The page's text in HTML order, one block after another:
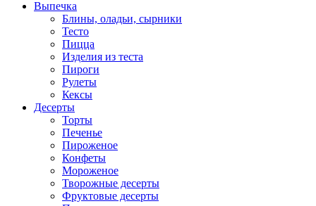
Выпечка
Блины, оладьи, сырники
Тесто
Пицца
Изделия из теста
Пироги
Рулеты
Кексы
Десерты
Торты
Печенье
Пироженое
Конфеты
Мороженое
Творожные десерты
Фруктовые десерты